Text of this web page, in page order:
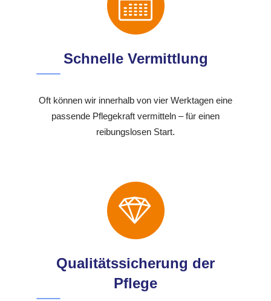
Schnelle Vermittlung
Oft können wir innerhalb von vier Werktagen eine
passende Pflegekraft vermitteln – für einen
reibungslosen Start.
Qualitätssicherung der
Pflege